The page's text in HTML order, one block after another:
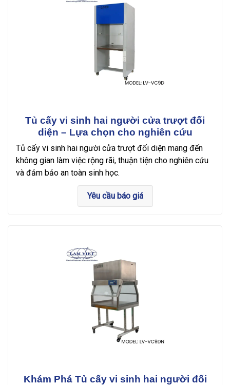
Tủ cấy vi sinh hai người cửa trượt đối
diện – Lựa chọn cho nghiên cứu
Tủ cấy vi sinh hai người cửa trượt đối diện mang đến
không gian làm việc rộng rãi, thuận tiện cho nghiên cứu
và đảm bảo an toàn sinh học.
Yêu cầu báo giá
Khám Phá Tủ cấy vi sinh hai người đối